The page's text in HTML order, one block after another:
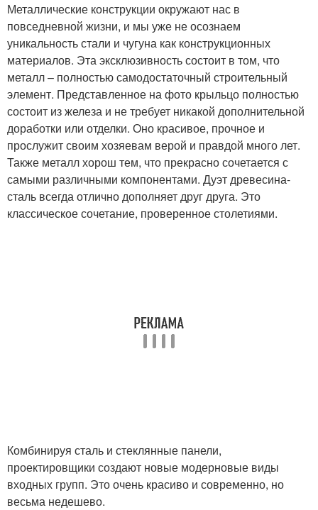
Металлические конструкции окружают нас в
повседневной жизни, и мы уже не осознаем
уникальность стали и чугуна как конструкционных
материалов. Эта эксклюзивность состоит в том, что
металл – полностью самодостаточный строительный
элемент. Представленное на фото крыльцо полностью
состоит из железа и не требует никакой дополнительной
доработки или отделки. Оно красивое, прочное и
прослужит своим хозяевам верой и правдой много лет.
Также металл хорош тем, что прекрасно сочетается с
самыми различными компонентами. Дуэт древесина-
сталь всегда отлично дополняет друг друга. Это
классическое сочетание, проверенное столетиями.
Комбинируя сталь и стеклянные панели,
проектировщики создают новые модерновые виды
входных групп. Это очень красиво и современно, но
весьма недешево.